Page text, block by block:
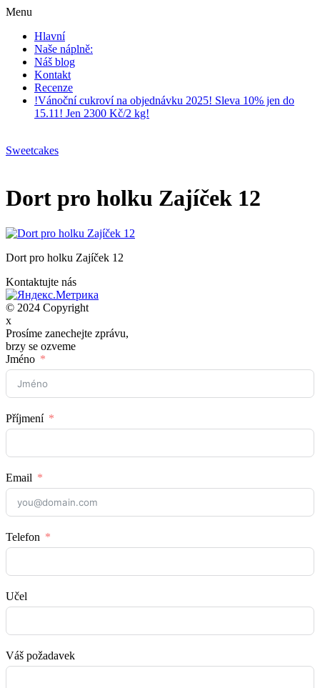
Menu
Hlavní
Naše náplně:
Náš blog
Kontakt
Recenze
!Vánoční cukroví na objednávku 2025! Sleva 10% jen do
15.11! Jen 2300 Kč/2 kg!
Sweetcakes
Dort pro holku Zajíček 12
Dort pro holku Zajíček 12
Kontaktujte nás
© 2024 Copyright
x
Prosíme zanechejte zprávu,
brzy se ozveme
Jméno
Příjmení
Email
Telefon
Učel
Váš požadavek